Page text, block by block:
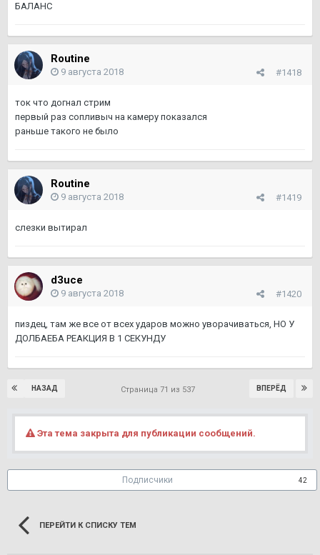
БАЛАНС
Routine
#1418
9 августа 2018
ток что догнал стрим
первый раз сопливыч на камеру показался
раньше такого не было
Routine
#1419
9 августа 2018
слезки вытирал
d3uce
#1420
9 августа 2018
пиздец, там же все от всех ударов можно уворачиваться, НО У
ДОЛБАЕБА РЕАКЦИЯ В 1 СЕКУНДУ
НАЗАД ВПЕРЁД
Страница 71 из 537
Эта тема закрыта для публикации сообщений.
Подписчики 42
ПЕРЕЙТИ К СПИСКУ ТЕМ